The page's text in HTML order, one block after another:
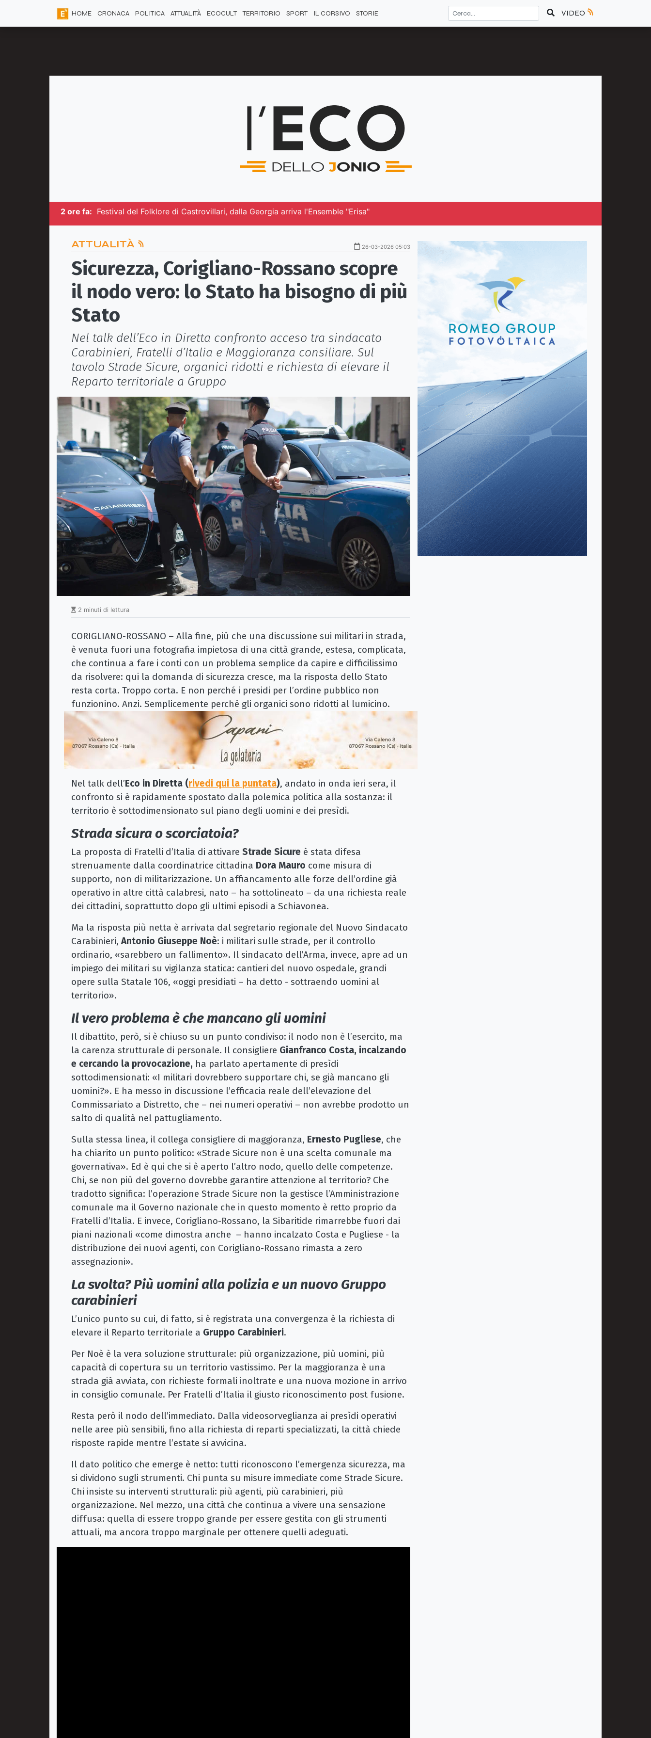
HOME CRONACA POLITICA ATTUALITÀ ECOCULT TERRITORIO SPORT IL CORSIVO STORIE VIDEO
2 ore fa: Festival del Folklore di Castrovillari, dalla Georgia arriva l'Ensemble "Erisa"
ATTUALITÀ 26-03-2026 05:03
Sicurezza, Corigliano-Rossano scopre
il nodo vero: lo Stato ha bisogno di più
Stato
Nel talk dell’Eco in Diretta confronto acceso tra sindacato
Carabinieri, Fratelli d’Italia e Maggioranza consiliare. Sul
tavolo Strade Sicure, organici ridotti e richiesta di elevare il
Reparto territoriale a Gruppo
2 minuti di lettura
CORIGLIANO-ROSSANO – Alla fine, più che una discussione sui militari in strada,
è venuta fuori una fotografia impietosa di una città grande, estesa, complicata,
che continua a fare i conti con un problema semplice da capire e difficilissimo
da risolvere: qui la domanda di sicurezza cresce, ma la risposta dello Stato
resta corta. Troppo corta. E non perché i presidi per l’ordine pubblico non
funzionino. Anzi. Semplicemente perché gli organici sono ridotti al lumicino.
Nel talk dell’Eco in Diretta (rivedi qui la puntata), andato in onda ieri sera, il
confronto si è rapidamente spostato dalla polemica politica alla sostanza: il
territorio è sottodimensionato sul piano degli uomini e dei presìdi.
Strada sicura o scorciatoia?
La proposta di Fratelli d’Italia di attivare Strade Sicure è stata difesa
strenuamente dalla coordinatrice cittadina Dora Mauro come misura di
supporto, non di militarizzazione. Un affiancamento alle forze dell’ordine già
operativo in altre città calabresi, nato – ha sottolineato – da una richiesta reale
dei cittadini, soprattutto dopo gli ultimi episodi a Schiavonea.
Ma la risposta più netta è arrivata dal segretario regionale del Nuovo Sindacato
Carabinieri, Antonio Giuseppe Noè: i militari sulle strade, per il controllo
ordinario, «sarebbero un fallimento». Il sindacato dell’Arma, invece, apre ad un
impiego dei militari su vigilanza statica: cantieri del nuovo ospedale, grandi
opere sulla Statale 106, «oggi presidiati – ha detto - sottraendo uomini al
territorio».
Il vero problema è che mancano gli uomini
Il dibattito, però, si è chiuso su un punto condiviso: il nodo non è l’esercito, ma
la carenza strutturale di personale. Il consigliere Gianfranco Costa, incalzando
e cercando la provocazione, ha parlato apertamente di presìdi
sottodimensionati: «I militari dovrebbero supportare chi, se già mancano gli
uomini?». E ha messo in discussione l’efficacia reale dell’elevazione del
Commissariato a Distretto, che – nei numeri operativi – non avrebbe prodotto un
salto di qualità nel pattugliamento.
Sulla stessa linea, il collega consigliere di maggioranza, Ernesto Pugliese, che
ha chiarito un punto politico: «Strade Sicure non è una scelta comunale ma
governativa». Ed è qui che si è aperto l’altro nodo, quello delle competenze.
Chi, se non più del governo dovrebbe garantire attenzione al territorio? Che
tradotto significa: l’operazione Strade Sicure non la gestisce l’Amministrazione
comunale ma il Governo nazionale che in questo momento è retto proprio da
Fratelli d’Italia. E invece, Corigliano-Rossano, la Sibaritide rimarrebbe fuori dai
piani nazionali «come dimostra anche – hanno incalzato Costa e Pugliese - la
distribuzione dei nuovi agenti, con Corigliano-Rossano rimasta a zero
assegnazioni».
La svolta? Più uomini alla polizia e un nuovo Gruppo
carabinieri
L’unico punto su cui, di fatto, si è registrata una convergenza è la richiesta di
elevare il Reparto territoriale a Gruppo Carabinieri.
Per Noè è la vera soluzione strutturale: più organizzazione, più uomini, più
capacità di copertura su un territorio vastissimo. Per la maggioranza è una
strada già avviata, con richieste formali inoltrate e una nuova mozione in arrivo
in consiglio comunale. Per Fratelli d’Italia il giusto riconoscimento post fusione.
Resta però il nodo dell’immediato. Dalla videosorveglianza ai presìdi operativi
nelle aree più sensibili, fino alla richiesta di reparti specializzati, la città chiede
risposte rapide mentre l’estate si avvicina.
Il dato politico che emerge è netto: tutti riconoscono l’emergenza sicurezza, ma
si dividono sugli strumenti. Chi punta su misure immediate come Strade Sicure.
Chi insiste su interventi strutturali: più agenti, più carabinieri, più
organizzazione. Nel mezzo, una città che continua a vivere una sensazione
diffusa: quella di essere troppo grande per essere gestita con gli strumenti
attuali, ma ancora troppo marginale per ottenere quelli adeguati.